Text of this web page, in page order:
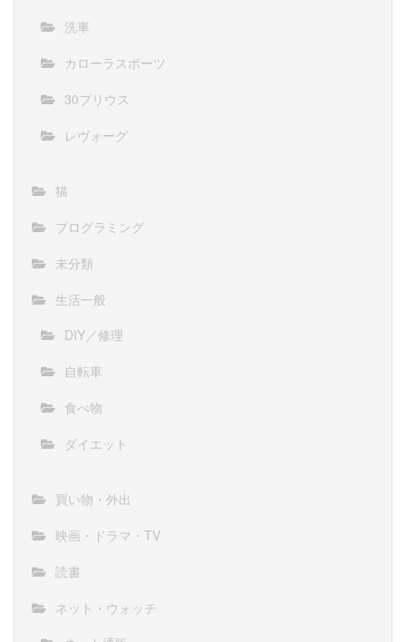
洗車
カローラスポーツ
30プリウス
レヴォーグ
猫
プログラミング
未分類
生活一般
DIY／修理
自転車
食べ物
ダイエット
買い物・外出
映画・ドラマ・TV
読書
ネット・ウォッチ